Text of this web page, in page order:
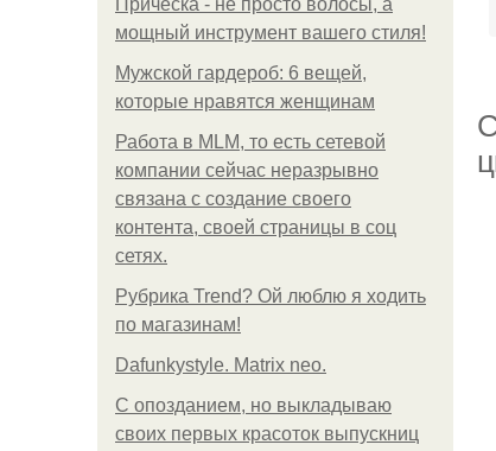
Прическа - не просто волосы, а
мощный инструмент вашего стиля!
Мужской гардероб: 6 вещей,
которые нравятся женщинам
Работа в MLM, то есть сетевой
компании сейчас неразрывно
связана с создание своего
контента, своей страницы в соц
сетях.
Рубрика Trend? Ой люблю я ходить
по магазинам!
Dafunkystyle. Matrix neo.
С опозданием, но выкладываю
своих первых красоток выпускниц